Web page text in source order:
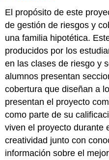
a
largo
plazo
Seguros
de
Vida
Seguros
de
Salud
Pérdida
Ejemplo
2
Cuidados
Largo
El propósito de este
de gestión de riesgos y
una familia hipotética.
producidos por los
en las clases de riesgo y
alumnos presentan
cobertura que diseñan a
presentan el proyecto
como parte de su
viven el proyecto durante
creatividad junto con
información sobre el